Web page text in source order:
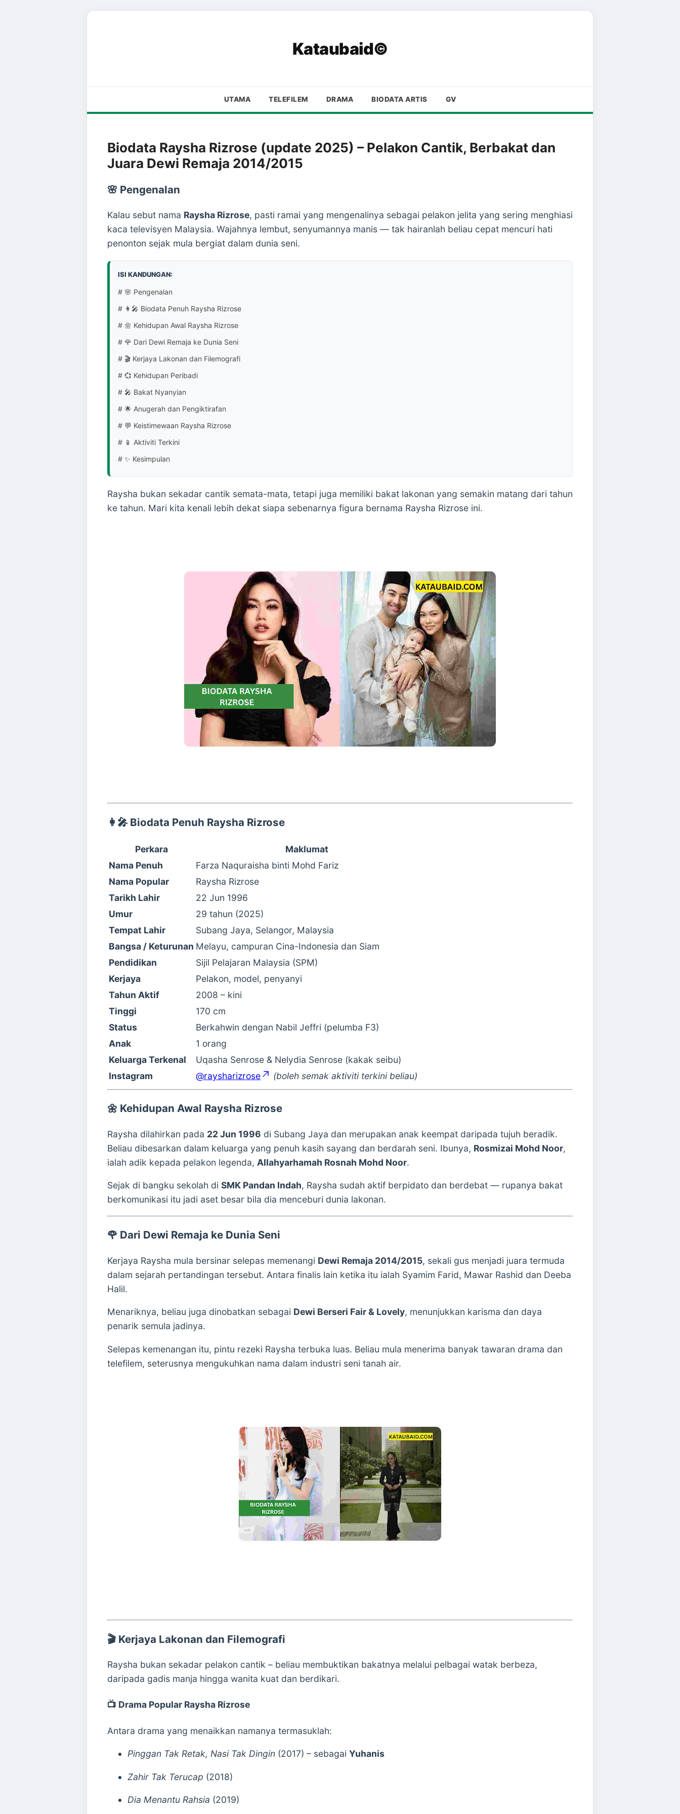
Kataubaid©
UTAMA TELEFILEM DRAMA BIODATA ARTIS GV
Biodata Raysha Rizrose (update 2025) – Pelakon Cantik, Berbakat dan
Juara Dewi Remaja 2014/2015
🌸 Pengenalan
Kalau sebut nama Raysha Rizrose, pasti ramai yang mengenalinya sebagai pelakon jelita yang sering menghiasi
kaca televisyen Malaysia. Wajahnya lembut, senyumannya manis — tak hairanlah beliau cepat mencuri hati
penonton sejak mula bergiat dalam dunia seni.
ISI KANDUNGAN:
# 🌸 Pengenalan
# 👩‍🎤 Biodata Penuh Raysha Rizrose
# 🌼 Kehidupan Awal Raysha Rizrose
# 🌹 Dari Dewi Remaja ke Dunia Seni
# 🎬 Kerjaya Lakonan dan Filemografi
# 💞 Kehidupan Peribadi
# 🎤 Bakat Nyanyian
# 🌟 Anugerah dan Pengiktirafan
# 💬 Keistimewaan Raysha Rizrose
# 📱 Aktiviti Terkini
# ✨ Kesimpulan
Raysha bukan sekadar cantik semata-mata, tetapi juga memiliki bakat lakonan yang semakin matang dari tahun
ke tahun. Mari kita kenali lebih dekat siapa sebenarnya figura bernama Raysha Rizrose ini.
👩‍🎤 Biodata Penuh Raysha Rizrose
Perkara
Maklumat
Nama Penuh
Farza Naquraisha binti Mohd Fariz
Nama Popular
Raysha Rizrose
Tarikh Lahir
22 Jun 1996
Umur
29 tahun (2025)
Tempat Lahir
Subang Jaya, Selangor, Malaysia
Bangsa / Keturunan Melayu, campuran Cina-Indonesia dan Siam
Pendidikan
Sijil Pelajaran Malaysia (SPM)
Kerjaya
Pelakon, model, penyanyi
Tahun Aktif
2008 – kini
Tinggi
170 cm
Status
Berkahwin dengan Nabil Jeffri (pelumba F3)
Anak
1 orang
Keluarga Terkenal
Uqasha Senrose & Nelydia Senrose (kakak seibu)
Instagram
@raysharizrose (boleh semak aktiviti terkini beliau)
🌼 Kehidupan Awal Raysha Rizrose
Raysha dilahirkan pada 22 Jun 1996 di Subang Jaya dan merupakan anak keempat daripada tujuh beradik.
Beliau dibesarkan dalam keluarga yang penuh kasih sayang dan berdarah seni. Ibunya, Rosmizai Mohd Noor,
ialah adik kepada pelakon legenda, Allahyarhamah Rosnah Mohd Noor.
Sejak di bangku sekolah di SMK Pandan Indah, Raysha sudah aktif berpidato dan berdebat — rupanya bakat
berkomunikasi itu jadi aset besar bila dia menceburi dunia lakonan.
🌹 Dari Dewi Remaja ke Dunia Seni
Kerjaya Raysha mula bersinar selepas memenangi Dewi Remaja 2014/2015, sekali gus menjadi juara termuda
dalam sejarah pertandingan tersebut. Antara finalis lain ketika itu ialah Syamim Farid, Mawar Rashid dan Deeba
Halil.
Menariknya, beliau juga dinobatkan sebagai Dewi Berseri Fair & Lovely, menunjukkan karisma dan daya
penarik semula jadinya.
Selepas kemenangan itu, pintu rezeki Raysha terbuka luas. Beliau mula menerima banyak tawaran drama dan
telefilem, seterusnya mengukuhkan nama dalam industri seni tanah air.
🎬 Kerjaya Lakonan dan Filemografi
Raysha bukan sekadar pelakon cantik – beliau membuktikan bakatnya melalui pelbagai watak berbeza,
daripada gadis manja hingga wanita kuat dan berdikari.
📺 Drama Popular Raysha Rizrose
Antara drama yang menaikkan namanya termasuklah:
Pinggan Tak Retak, Nasi Tak Dingin (2017) – sebagai Yuhanis
Zahir Tak Terucap (2018)
Dia Menantu Rahsia (2019)